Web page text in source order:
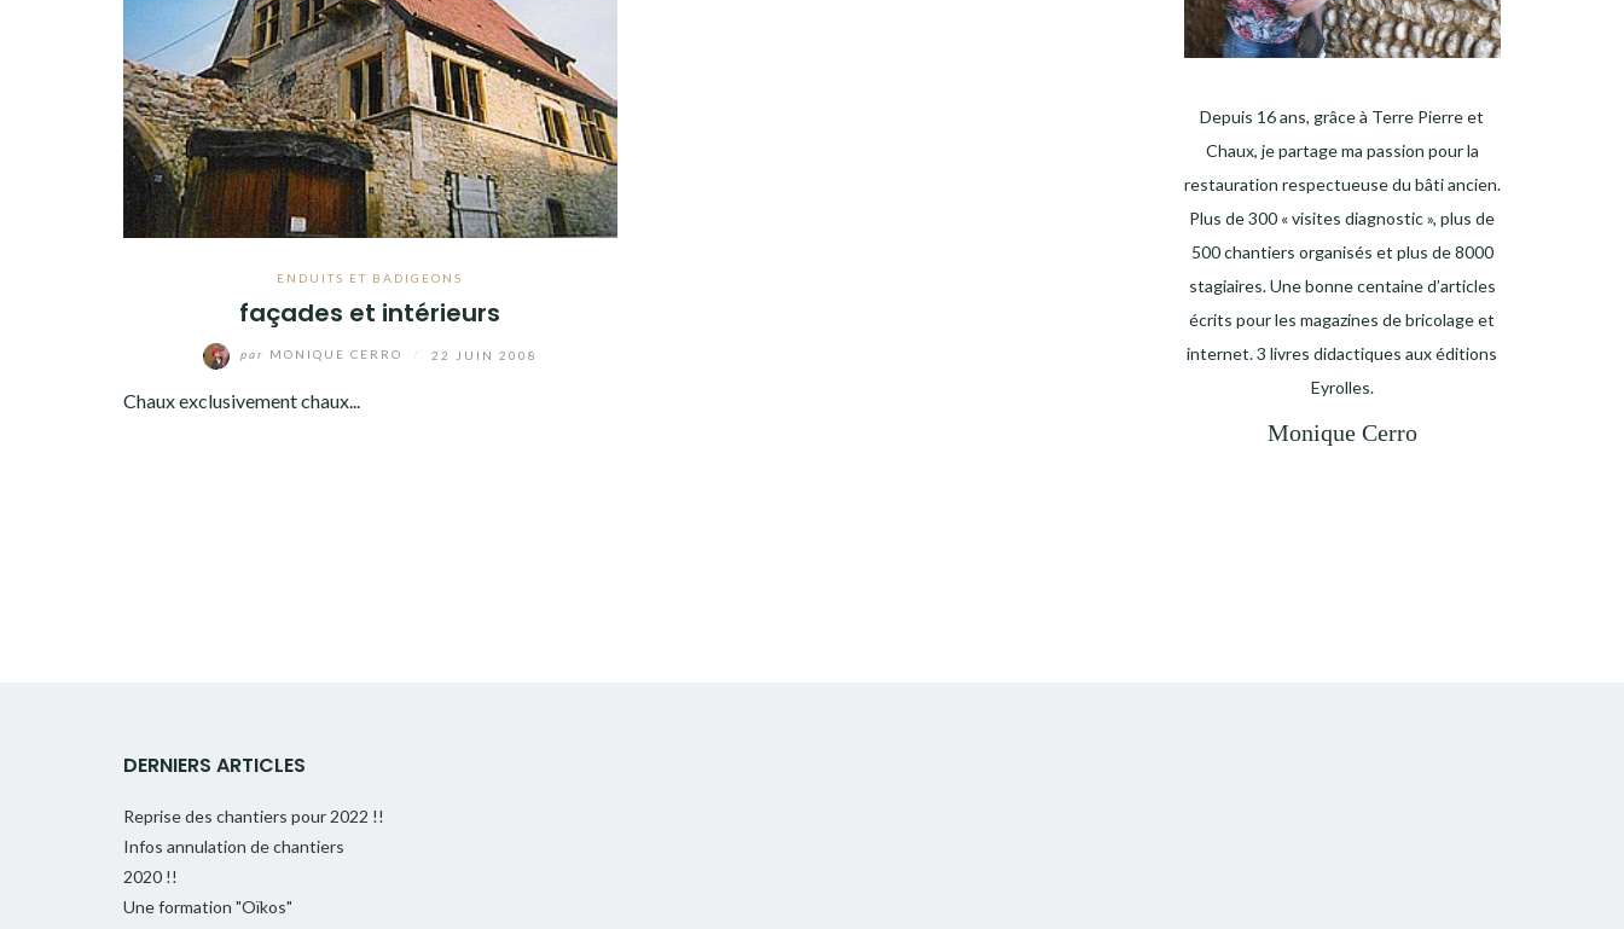
ENDUITS ET BADIGEONS
façades et intérieurs
par MONIQUE CERRO 22 JUIN 2008
Chaux exclusivement chaux...
Depuis 16 ans, grâce à Terre Pierre et
Chaux, je partage ma passion pour la
restauration respectueuse du bâti ancien.
Plus de 300 « visites diagnostic », plus de
500 chantiers organisés et plus de 8000
stagiaires. Une bonne centaine d’articles
écrits pour les magazines de bricolage et
internet. 3 livres didactiques aux éditions
Eyrolles.
Monique Cerro
DERNIERS ARTICLES
Reprise des chantiers pour 2022 !!
Infos annulation de chantiers
2020 !!
Une formation "Oïkos"